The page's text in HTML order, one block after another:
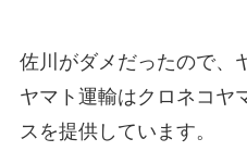
佐川がダメだったので、
ヤマト運輸はクロネコヤ
スを提供しています。